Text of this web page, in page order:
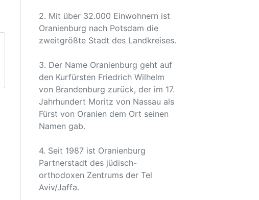
2. Mit über 32.000 Einwohnern ist
Oranienburg nach Potsdam die
zweitgrößte Stadt des Landkreises.
3. Der Name Oranienburg geht auf
den Kurfürsten Friedrich Wilhelm
von Brandenburg zurück, der im 17.
Jahrhundert Moritz von Nassau als
Fürst von Oranien dem Ort seinen
Namen gab.
4. Seit 1987 ist Oranienburg
Partnerstadt des jüdisch-
orthodoxen Zentrums der Tel
Aviv/Jaffa.